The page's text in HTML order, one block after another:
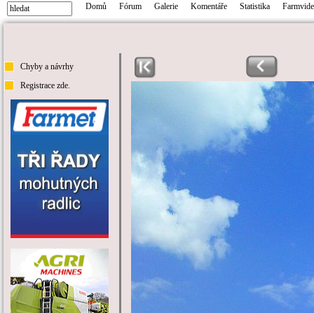
Domů Fórum Galerie Komentáře Statistika
Chyby a návrhy
Registrace zde.